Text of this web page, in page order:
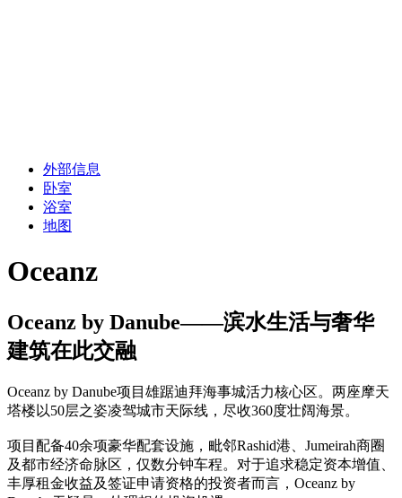
外部信息
卧室
浴室
地图
Oceanz
Oceanz by Danube——滨水生活与奢华
建筑在此交融
Oceanz by Danube项目雄踞迪拜海事城活力核心区。两座摩天
塔楼以50层之姿凌驾城市天际线，尽收360度壮阔海景。
项目配备40余项豪华配套设施，毗邻Rashid港、Jumeirah商圈
及都市经济命脉区，仅数分钟车程。对于追求稳定资本增值、
丰厚租金收益及签证申请资格的投资者而言，Oceanz by